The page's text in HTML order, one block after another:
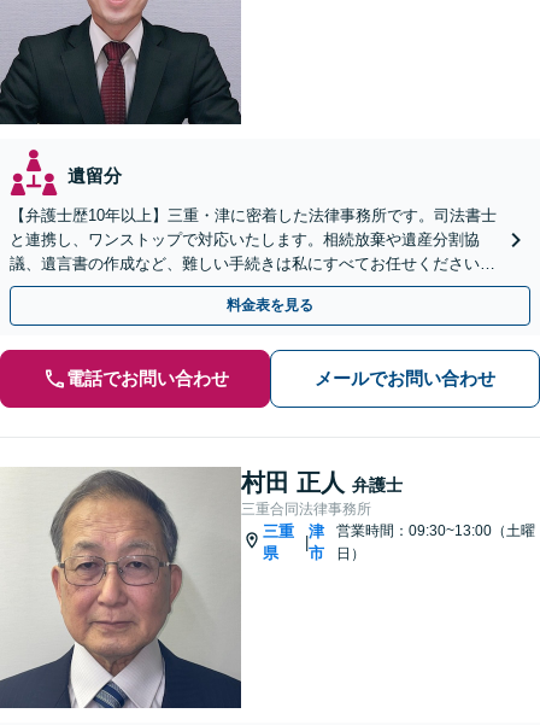
遺留分
【弁護士歴10年以上】三重・津に密着した法律事務所です。司法書士
と連携し、ワンストップで対応いたします。相続放棄や遺産分割協
議、遺言書の作成など、難しい手続きは私にすべてお任せください。
【夜間面談可】【完全個室】【出張相談可】
料金表を見る
電話でお問い合わせ メールでお問い合わせ
村田 正人 弁護士
三重合同法律事務所
三重
県
津
市
営業時間：09:30~13:00（土曜
日）